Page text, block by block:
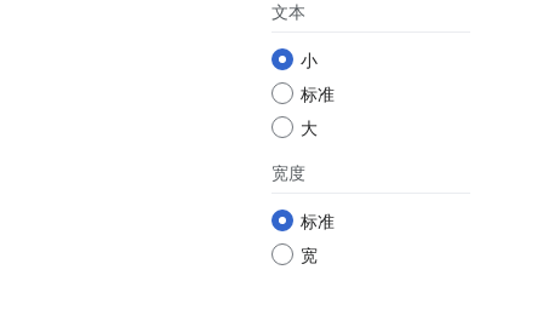
文本
小
标准
大
宽度
标准
宽